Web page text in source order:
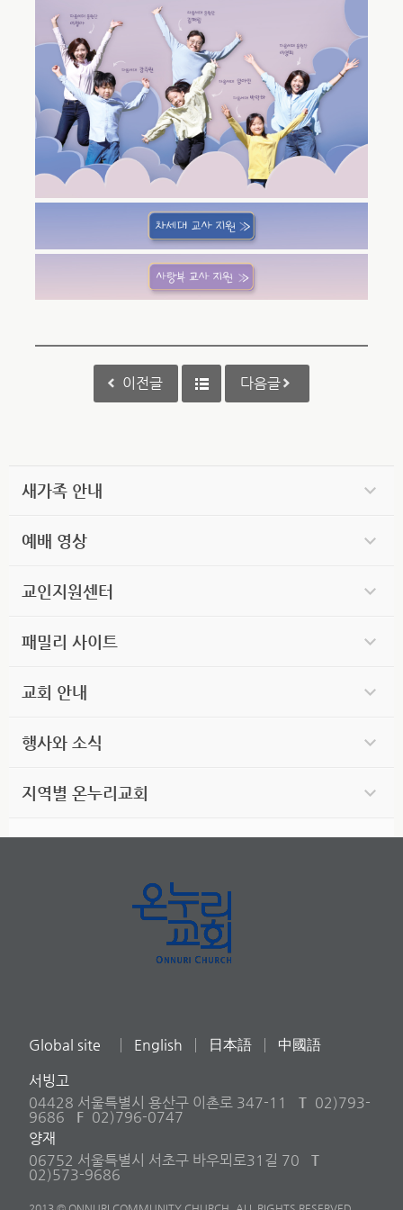
이전글 다음글
새가족 안내
예배 영상
교인지원센터
패밀리 사이트
교회 안내
행사와 소식
지역별 온누리교회
Global site English 日本語 中國語
서빙고
04428 서울특별시 용산구 이촌로 347-11
T 02)793-
9686
F 02)796-0747
양재
06752 서울특별시 서초구 바우뫼로31길 70
T
02)573-9686